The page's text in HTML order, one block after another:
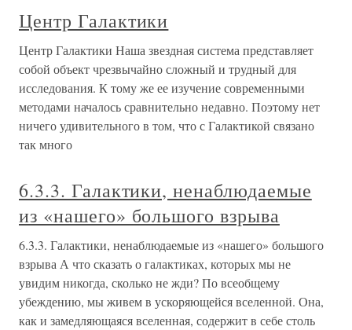
Центр Галактики
Центр Галактики Наша звездная система представляет
собой объект чрезвычайно сложный и трудный для
исследования. К тому же ее изучение современными
методами началось сравнительно недавно. Поэтому нет
ничего удивительного в том, что с Галактикой связано
так много
6.3.3. Галактики, ненаблюдаемые
из «нашего» большого взрыва
6.3.3. Галактики, ненаблюдаемые из «нашего» большого
взрыва А что сказать о галактиках, которых мы не
увидим никогда, сколько не жди? По всеобщему
убеждению, мы живем в ускоряющейся вселенной. Она,
как и замедляющаяся вселенная, содержит в себе столь